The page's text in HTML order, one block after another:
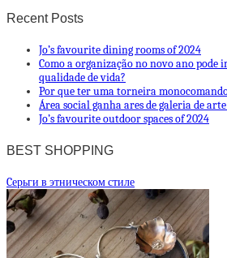
Recent Posts
Jo’s favourite dining rooms of 2024
Como a organização no novo ano pode
qualidade de vida?
Por que ter uma torneira
Área social ganha ares de galeria de arte
Jo’s favourite outdoor spaces of 2024
BEST SHOPPING
Cерьги в этническом стиле